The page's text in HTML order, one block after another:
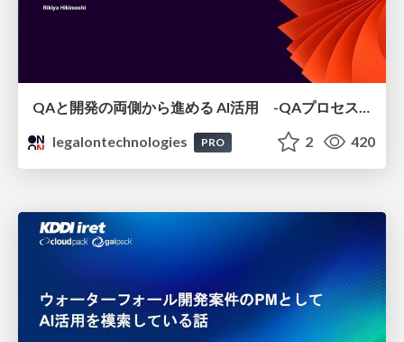
QAと開発の両側から進める AI活用 -QAプロセスAI支援ツールキットと Inner Loop / Outer Loopの取り組み-
legalontechnologies
PRO 2 420